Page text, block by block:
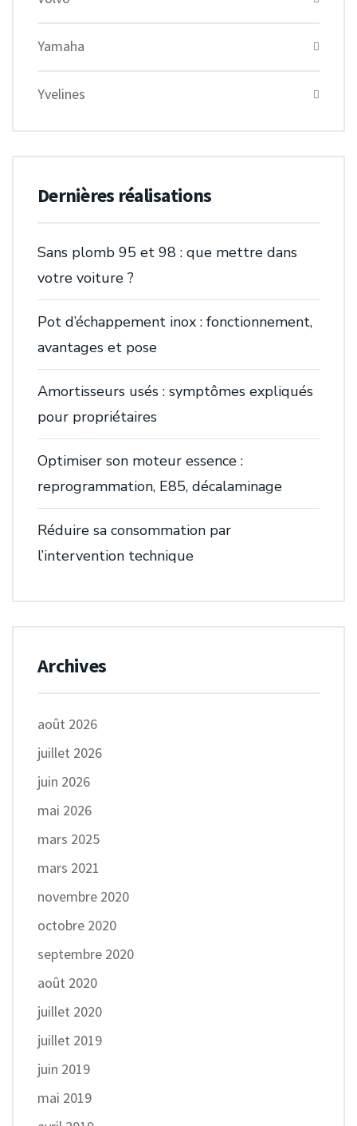
Yamaha
Yvelines
Dernières réalisations
Sans plomb 95 et 98 : que mettre dans
votre voiture ?
Pot d’échappement inox : fonctionnement,
avantages et pose
Amortisseurs usés : symptômes expliqués
pour propriétaires
Optimiser son moteur essence :
reprogrammation, E85, décalaminage
Réduire sa consommation par
l’intervention technique
Archives
août 2026
juillet 2026
juin 2026
mai 2026
mars 2025
mars 2021
novembre 2020
octobre 2020
septembre 2020
août 2020
juillet 2020
juillet 2019
juin 2019
mai 2019